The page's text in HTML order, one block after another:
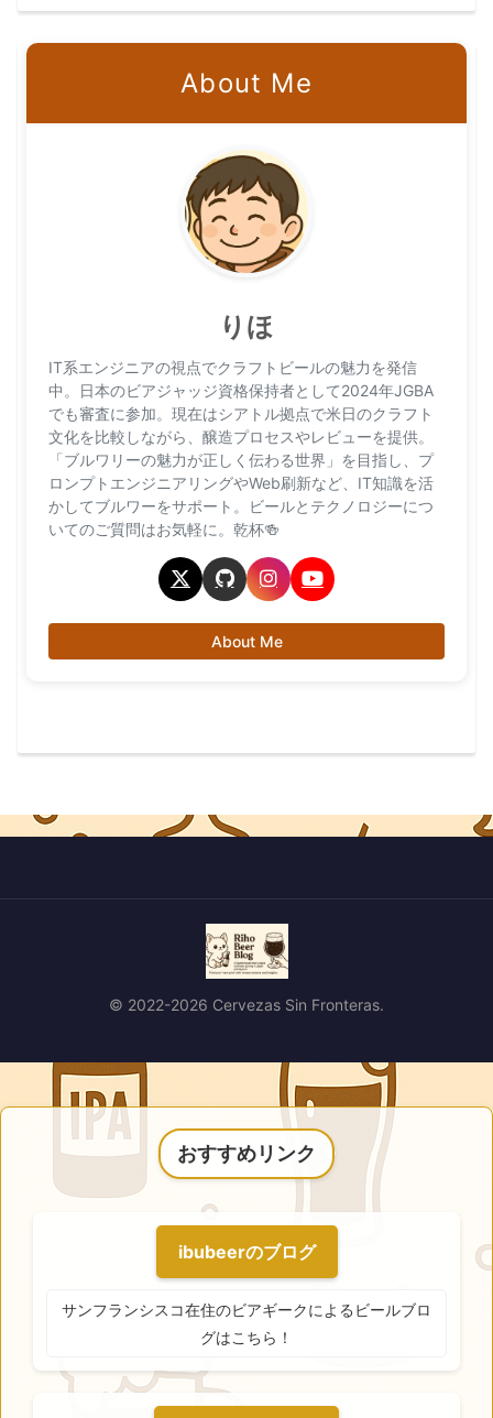
About Me
りほ
IT系エンジニアの視点でクラフトビールの魅力を発信
中。日本のビアジャッジ資格保持者として2024年JGBA
でも審査に参加。現在はシアトル拠点で米日のクラフト
文化を比較しながら、醸造プロセスやレビューを提供。
「ブルワリーの魅力が正しく伝わる世界」を目指し、プ
ロンプトエンジニアリングやWeb刷新など、IT知識を活
かしてブルワーをサポート。ビールとテクノロジーにつ
いてのご質問はお気軽に。乾杯🍻
About Me
© 2022-2026 Cervezas Sin Fronteras.
おすすめリンク
ibubeerのブログ
サンフランシスコ在住のビアギークによるビールブロ
グはこちら！